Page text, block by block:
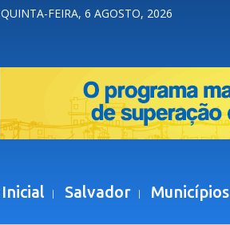
QUINTA-FEIRA, 6 AGOSTO, 2026
Inicial Salvador Municípios